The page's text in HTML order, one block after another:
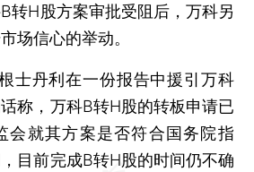
转H股方案审批受阻后，万科另
场信心的举动。
丹利在一份报告中援引万科
称，万科B转H股的转板申请已
会就其方案是否符合国务院指
目前完成B转H股的时间仍不确